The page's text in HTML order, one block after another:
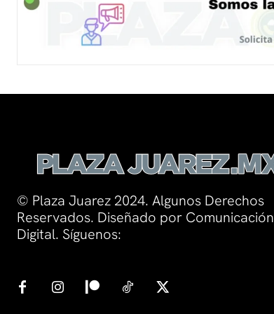
© Plaza Juarez 2024. Algunos Derechos
Reservados. Diseñado por Comunicación
Digital. Síguenos: